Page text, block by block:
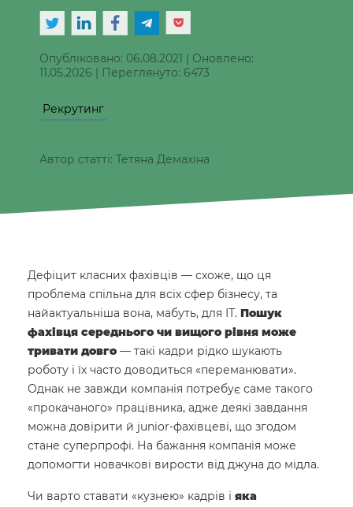
Опубліковано: 06.08.2021 | Оновлено:
11.05.2026 | Переглянуто: 6473
Рекрутинг
Автор статті: Тетяна Демахіна
Дефіцит класних фахівців — схоже, що ця
проблема спільна для всіх сфер бізнесу, та
найактуальніша вона, мабуть, для ІТ. Пошук
фахівця середнього чи вищого рівня може
тривати довго — такі кадри рідко шукають
роботу і їх часто доводиться «переманювати».
Однак не завжди компанія потребує саме такого
«прокачаного» працівника, адже деякі завдання
можна довірити й junior-фахівцеві, що згодом
стане суперпрофі. На бажання компанія може
допомогти новачкові вирости від джуна до мідла.
Чи варто ставати «кузнею» кадрів і яка